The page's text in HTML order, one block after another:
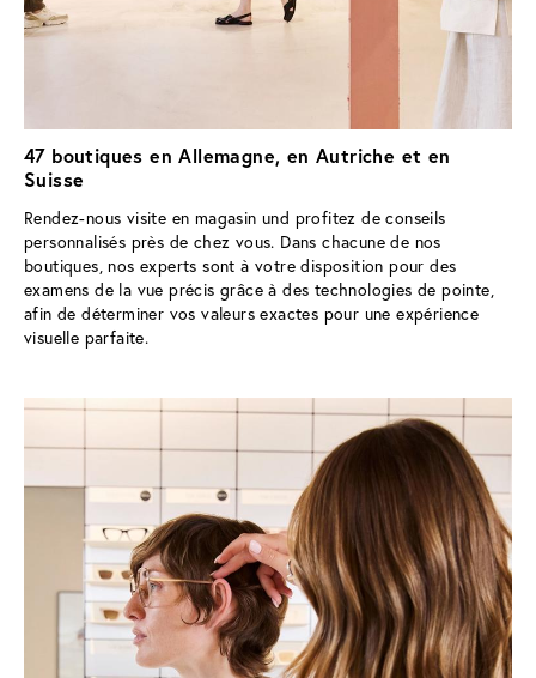
47 boutiques en Allemagne, en Autriche et en
Suisse
Rendez-nous visite en magasin und profitez de conseils
personnalisés près de chez vous. Dans chacune de nos
boutiques, nos experts sont à votre disposition pour des
examens de la vue précis grâce à des technologies de pointe,
afin de déterminer vos valeurs exactes pour une expérience
visuelle parfaite.